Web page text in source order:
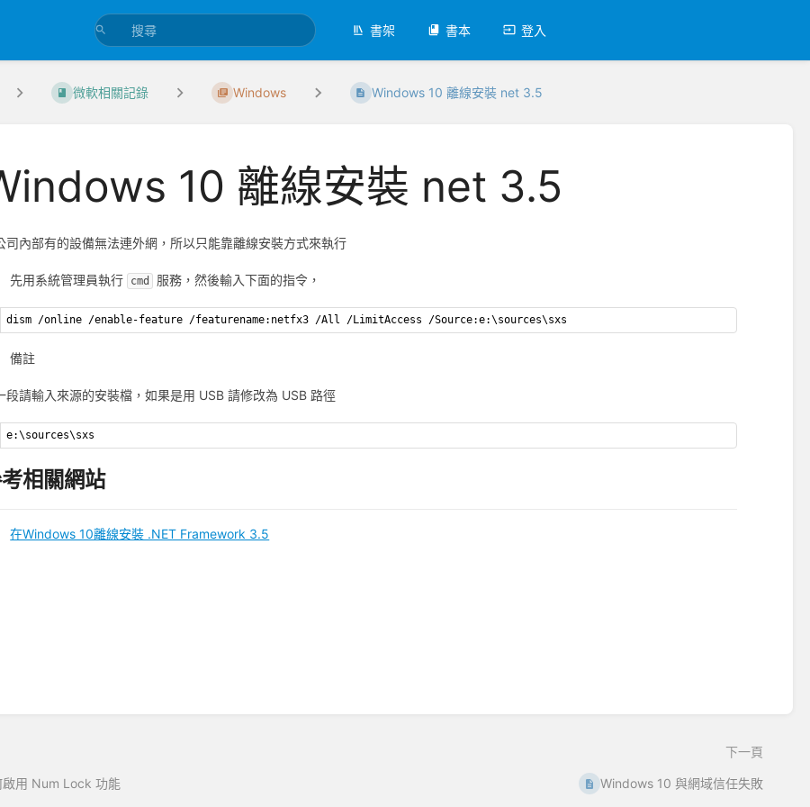
書架 書本 登入
微軟相關記錄 Windows Windows 10 離線安裝 net 3.5
10 離線安裝 net 3.5
司內部有的設備無法連外網，所以只能靠離線安裝方式來執行
先用系統管理員執行 cmd 服務，然後輸入下面的指令，
dism /online /enable-feature /featurename:netfx3 /All /LimitAccess /Source:e:\sources\sxs
備註
段請輸入來源的安裝檔，如果是用 USB 請修改為 USB 路徑
e:\sources\sxs
相關網站
在Windows 10離線安裝 .NET Framework 3.5
啟用 Num Lock 功能
下一頁
Windows 10 與網域信任失敗